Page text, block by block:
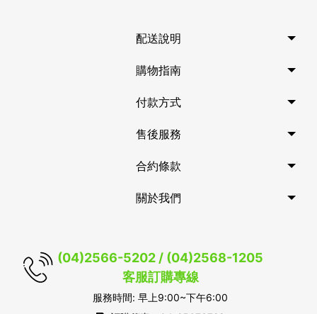
配送說明
購物指南
付款方式
售後服務
合約條款
關於我們
(04)2566-5202 / (04)2568-1205
客服訂購專線
服務時間: 早上9:00~下午6:00